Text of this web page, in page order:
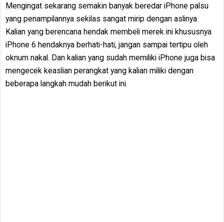
Mengingat sekarang semakin banyak beredar iPhone palsu
yang penampilannya sekilas sangat mirip dengan aslinya.
Kalian yang berencana hendak membeli merek ini khususnya
iPhone 6 hendaknya berhati-hati, jangan sampai tertipu oleh
oknum nakal. Dan kalian yang sudah memiliki iPhone juga bisa
mengecek keaslian perangkat yang kalian miliki dengan
beberapa langkah mudah berikut ini.